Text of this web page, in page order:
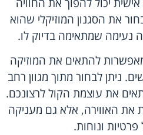
את הסגנון המוזיקלי שהוא
נעימה שמתאימה בדיוק לו.
להתאים את המוזיקה
ניתן לבחור מתוך מגוון רחב
את עוצמת הקול לרצונכם.
את האווירה, אלא גם מעניקה
ונוחות.